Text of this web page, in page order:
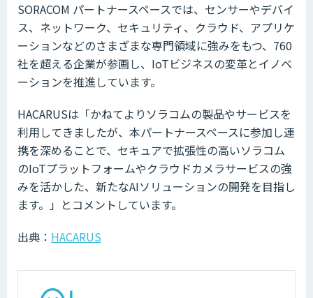
SORACOM パートナースペースでは、センサーやデバイ
ス、ネットワーク、セキュリティ、クラウド、アプリケ
ーションなどのさまざまな専門領域に強みをもつ、760
社を超える企業が参画し、IoTビジネスの変革とイノベ
ーションを推進しています。
HACARUSは「かねてよりソラコムの製品やサービスを
利用してきましたが、本パートナースペースに参加し連
携を深めることで、セキュアで拡張性の高いソラコム
のIoTプラットフォームやクラウドカメラサービスの強
みを活かした、新たなAIソリューションの開発を目指し
ます。」とコメントしています。
出典： HACARUS